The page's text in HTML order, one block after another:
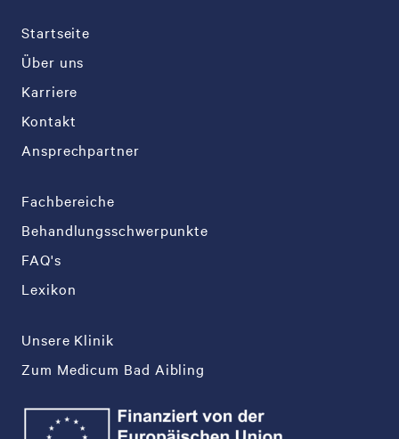
Startseite
Über uns
Karriere
Kontakt
Ansprechpartner
Fachbereiche
Behandlungsschwerpunkte
FAQ's
Lexikon
Unsere Klinik
Zum Medicum Bad Aibling